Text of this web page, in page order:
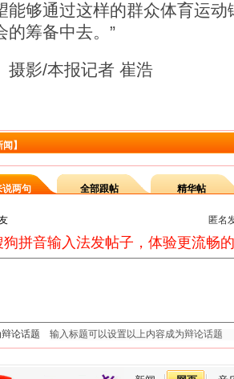
能够通过这样的群众体育运
的筹备中去。”
影/本报记者 崔浩
】
说两句 全部跟帖 精华帖
匿名
狗拼音输入法发帖子，体验更流畅
论话题